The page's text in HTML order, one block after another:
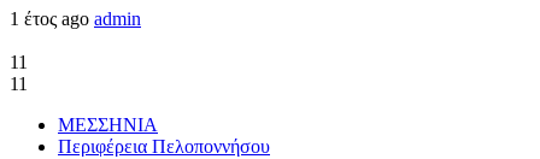
1 έτος ago admin
11
11
ΜΕΣΣΗΝΙΑ
Περιφέρεια Πελοποννήσου